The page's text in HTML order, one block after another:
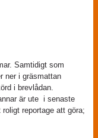
Samtidigt som
ner i gräsmattan
i brevlådan.
är ute i senaste
reportage att göra;